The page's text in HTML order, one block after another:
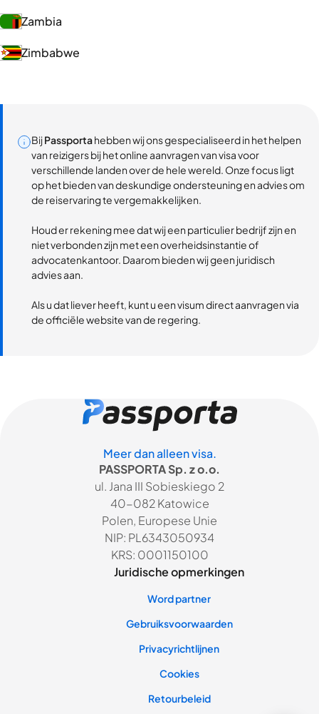
Zambia
Zimbabwe
BijPassportahebben wij ons gespecialiseerd in het helpen
van reizigers bij het online aanvragen van visa voor
verschillende landen over de hele wereld. Onze focus ligt
op het bieden van deskundige ondersteuning en advies om
de reiservaring te vergemakkelijken.
Houd er rekening mee dat wij een particulier bedrijf zijn en
niet verbonden zijn met een overheidsinstantie of
advocatenkantoor. Daarom bieden wij geen juridisch
advies aan.
Als u dat liever heeft, kunt u een visum direct aanvragen via
de officiële website van de regering.
Meer dan alleen visa.
PASSPORTA Sp. z o.o.
ul. Jana III Sobieskiego 2
40-082 Katowice
Polen, Europese Unie
NIP: PL6343050934
KRS: 0001150100
Juridische opmerkingen
Word partner
Gebruiksvoorwaarden
Privacyrichtlijnen
Cookies
Retourbeleid